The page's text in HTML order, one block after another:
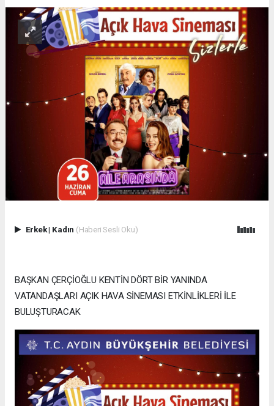
Erkek| Kadın (Haberi Sesli Oku)
BAŞKAN ÇERÇİOĞLU KENTİN DÖRT BİR YANINDA
VATANDAŞLARI AÇIK HAVA SİNEMASI ETKİNLİKLERİ İLE
BULUŞTURACAK